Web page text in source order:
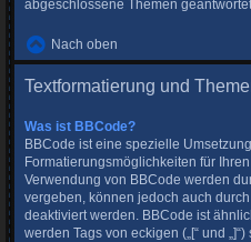
abgeschlossene Themen
Nach oben
Textformatierung und
Was ist BBCode?
BBCode ist eine spezielle
Formatierungsmöglichkeiten für
Verwendung von BBCode werden
vergeben, können jedoch auch
deaktiviert werden. BBCode ist
werden Tags von eckigen („[“ und